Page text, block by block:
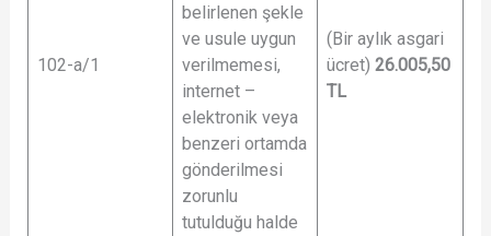
102-a/1
belirlenen şekle
ve usule uygun
verilmemesi,
internet –
elektronik veya
benzeri ortamda
gönderilmesi
zorunlu
tutulduğu halde
(Bir aylık asgari
ücret) 26.005,50
TL